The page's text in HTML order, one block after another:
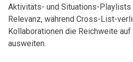
Aktivitäts- und Situations-
Relevanz, während Cross-List-
Kollaborationen⁣ die ⁣Reichweite⁢
ausweiten.